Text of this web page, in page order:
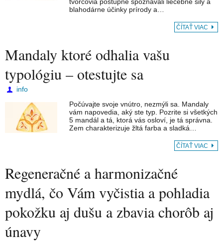
blahodárne účinky prírody a…
ČÍTAŤ VIAC
Mandaly ktoré odhalia vašu
typológiu – otestujte sa
info
Počúvajte svoje vnútro, nezmýli sa. Mandaly
vám napovedia, aký ste typ. Pozrite si všetkých
5 mandál a tá, ktorá vás osloví, je tá správna.
Zem charakterizuje žltá farba a sladká…
ČÍTAŤ VIAC
Regeneračné a harmonizačné
mydlá, čo Vám vyčistia a pohladia
pokožku aj dušu a zbavia chorôb aj
únavy